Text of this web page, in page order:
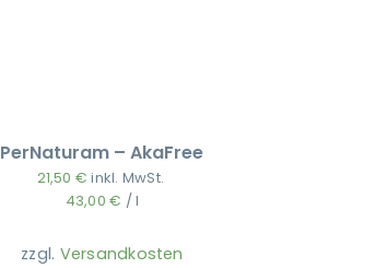
PerNaturam – AkaFree
21,50 € inkl. MwSt.
43,00€ /l
zzgl. Versandkosten